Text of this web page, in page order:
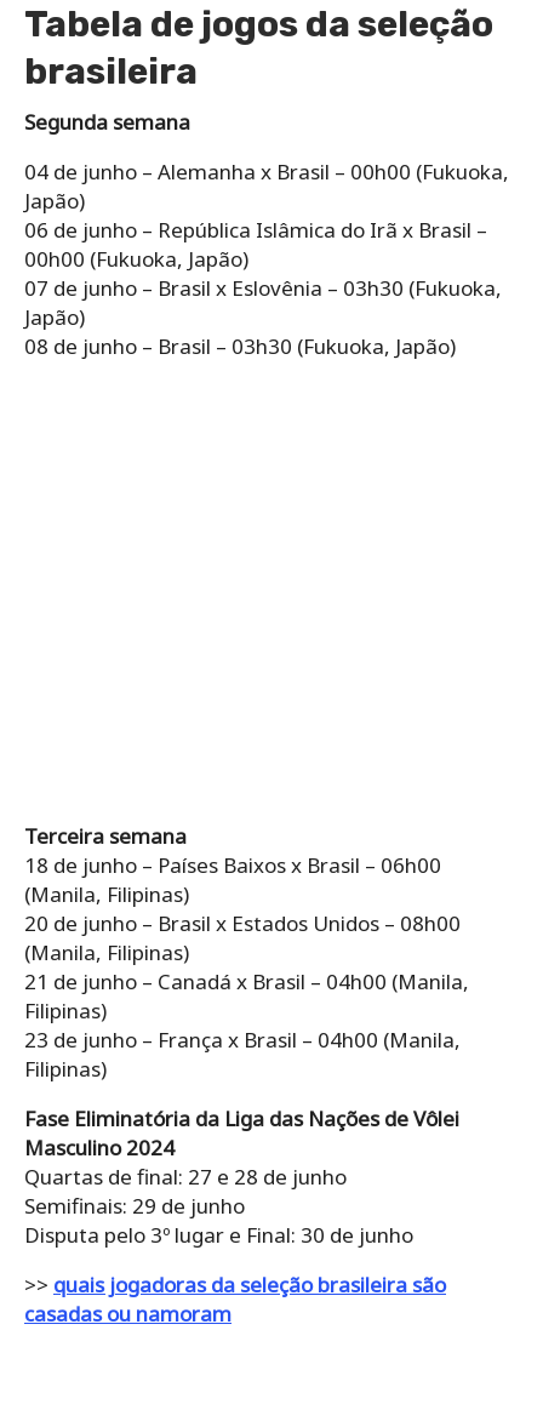
Tabela de jogos da seleção
brasileira
Segunda semana
04 de junho – Alemanha x Brasil – 00h00 (Fukuoka,
Japão)
06 de junho – República Islâmica do Irã x Brasil –
00h00 (Fukuoka, Japão)
07 de junho – Brasil x Eslovênia – 03h30 (Fukuoka,
Japão)
08 de junho – Brasil – 03h30 (Fukuoka, Japão)
Terceira semana
18 de junho – Países Baixos x Brasil – 06h00
(Manila, Filipinas)
20 de junho – Brasil x Estados Unidos – 08h00
(Manila, Filipinas)
21 de junho – Canadá x Brasil – 04h00 (Manila,
Filipinas)
23 de junho – França x Brasil – 04h00 (Manila,
Filipinas)
Fase Eliminatória da Liga das Nações de Vôlei
Masculino 2024
Quartas de final: 27 e 28 de junho
Semifinais: 29 de junho
Disputa pelo 3º lugar e Final: 30 de junho
>> quais jogadoras da seleção brasileira são
casadas ou namoram